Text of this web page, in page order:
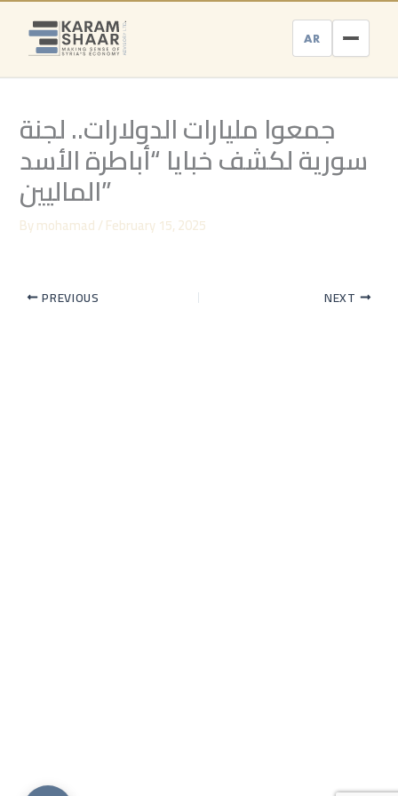
Skip
content
AR
جمعوا مليارات الدولارات.. لجنة
سورية لكشف خبايا “أباطرة الأسد
الماليين”
Bymohamad/February 15, 2025
PREVIOUS NEXT